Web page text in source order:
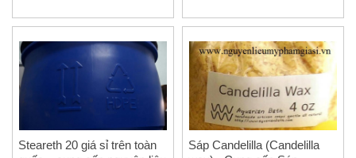
Steareth 20 giá sỉ trên toàn
Sáp Candelilla (Candelilla